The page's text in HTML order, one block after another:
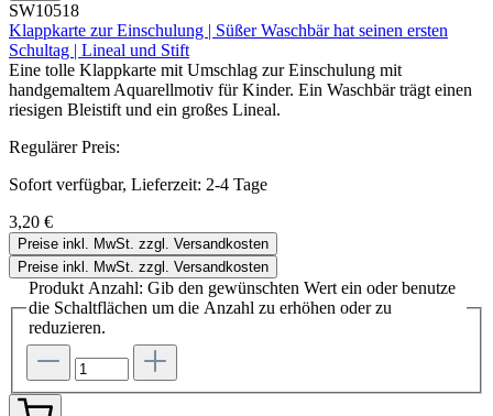
SW10518
Klappkarte zur Einschulung | Süßer Waschbär hat seinen ersten
Schultag | Lineal und Stift
Eine tolle Klappkarte mit Umschlag zur Einschulung mit
handgemaltem Aquarellmotiv für Kinder. Ein Waschbär trägt einen
riesigen Bleistift und ein großes Lineal.
Regulärer Preis:
Sofort verfügbar, Lieferzeit: 2-4 Tage
3,20 €
Preise inkl. MwSt. zzgl. Versandkosten
Preise inkl. MwSt. zzgl. Versandkosten
Produkt Anzahl: Gib den gewünschten Wert ein oder benutze
die Schaltflächen um die Anzahl zu erhöhen oder zu
reduzieren.